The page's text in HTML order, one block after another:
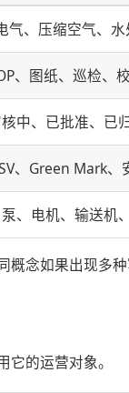
气、压缩空气、
、图纸、巡检、
中、已批准、已
、Green Mark、
、电机、输送机
概念如果出现多
的运营对象。